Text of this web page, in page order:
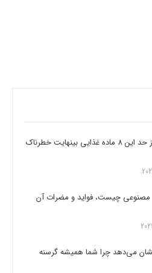
مصرف بیش از حد این 8 ماده غذایی بینهایت خطرناک
مصنوعی چیست، فواید و مضرات آن
نشان می‌دهد چرا شما همیشه گرسنه